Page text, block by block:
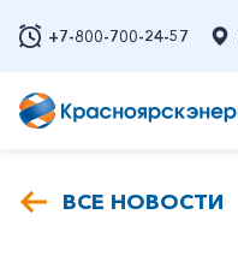
+7-800-700-24-57
ВСЕ НОВОСТИ